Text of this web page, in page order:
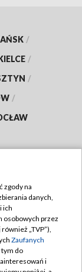
/
/
/
/
zgody na
danych,
ich
osobowych przez
„TVP”),
Zaufanych
tym do
i